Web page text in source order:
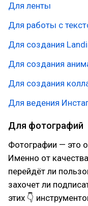
Для ленты
Для работы с
Для создания
Для создания
Для создания
Для ведения
Для фотографий
Фотографии — это
Именно от
перейдёт ли
захочет ли
этих 👇